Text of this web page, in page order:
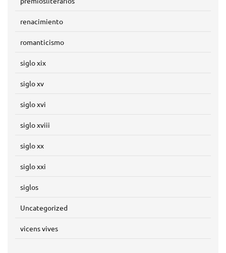
renacimiento
romanticismo
siglo xix
siglo xv
siglo xvi
siglo xviii
siglo xx
siglo xxi
siglos
Uncategorized
vicens vives